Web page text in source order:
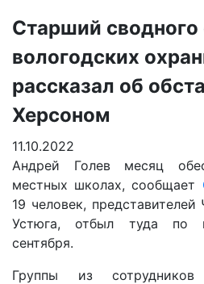
Старший сводного
вологодских
рассказал об
Херсоном
11.10.2022
Андрей Голев месяц
местных школах, сообщает
19 человек,
Устюга, отбыл туда по
сентября.
Группы из